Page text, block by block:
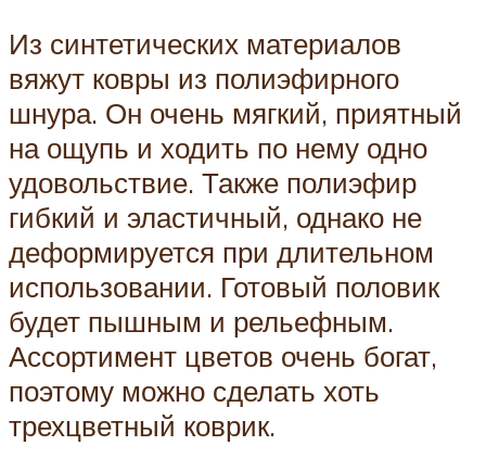
Из синтетических материалов
вяжут ковры из полиэфирного
шнура. Он очень мягкий, приятный
на ощупь и ходить по нему одно
удовольствие. Также полиэфир
гибкий и эластичный, однако не
деформируется при длительном
использовании. Готовый половик
будет пышным и рельефным.
Ассортимент цветов очень богат,
поэтому можно сделать хоть
трехцветный коврик.